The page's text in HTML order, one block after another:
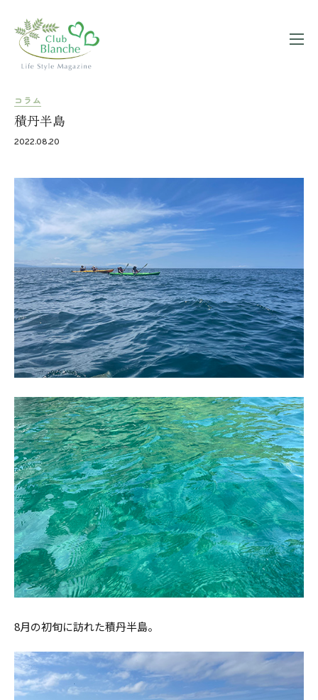
コラム
積丹半島
2022.08.20
8月の初旬に訪れた積丹半島。